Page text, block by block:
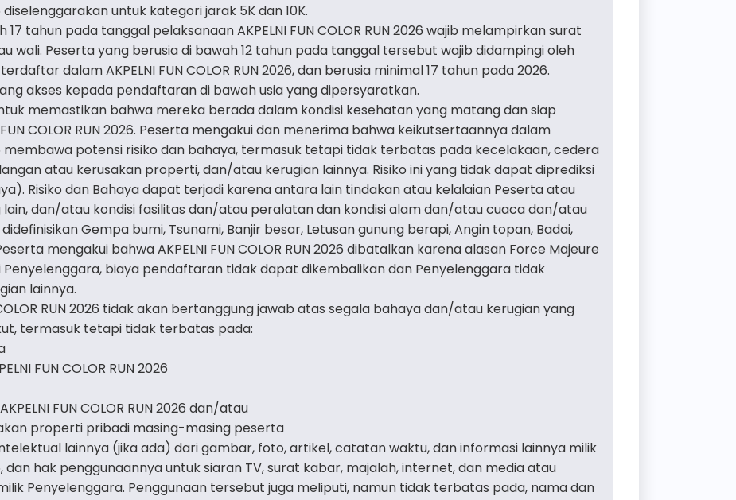
diselenggarakan untuk kategori jarak 5K dan 10K.
tahun pada tanggal pelaksanaan AKPELNI FUN COLOR RUN 2026 wajib melampirkan surat
wali. Peserta yang berusia di bawah 12 tahun pada tanggal tersebut wajib didampingi oleh
dalam AKPELNI FUN COLOR RUN 2026, dan berusia minimal 17 tahun pada 2026.
akses kepada pendaftaran di bawah usia yang dipersyaratkan.
memastikan bahwa mereka berada dalam kondisi kesehatan yang matang dan siap
COLOR RUN 2026. Peserta mengakui dan menerima bahwa keikutsertaannya dalam
membawa potensi risiko dan bahaya, termasuk tetapi tidak terbatas pada kecelakaan, cedera
atau kerusakan properti, dan/atau kerugian lainnya. Risiko ini yang tidak dapat diprediksi
Risiko dan Bahaya dapat terjadi karena antara lain tindakan atau kelalaian Peserta atau
dan/atau kondisi fasilitas dan/atau peralatan dan kondisi alam dan/atau cuaca dan/atau
Gempa bumi, Tsunami, Banjir besar, Letusan gunung berapi, Angin topan, Badai,
mengakui bahwa AKPELNI FUN COLOR RUN 2026 dibatalkan karena alasan Force Majeure
Penyelenggara, biaya pendaftaran tidak dapat dikembalikan dan Penyelenggara tidak
lainnya.
RUN 2026 tidak akan bertanggung jawab atas segala bahaya dan/atau kerugian yang
termasuk tetapi tidak terbatas pada:
FUN COLOR RUN 2026
FUN COLOR RUN 2026 dan/atau
properti pribadi masing-masing peserta
lainnya (jika ada) dari gambar, foto, artikel, catatan waktu, dan informasi lainnya milik
dan hak penggunaannya untuk siaran TV, surat kabar, majalah, internet, dan media atau
Penyelenggara. Penggunaan tersebut juga meliputi, namun tidak terbatas pada, nama dan